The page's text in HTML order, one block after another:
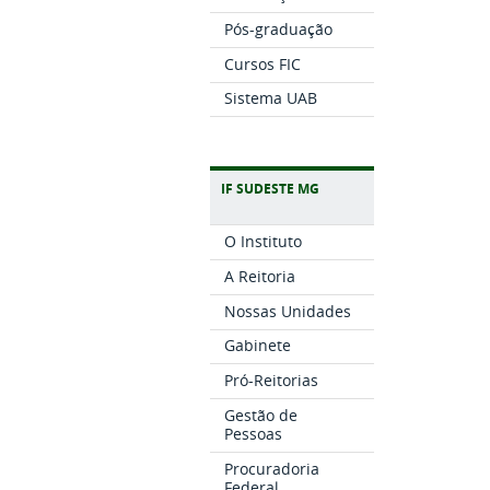
Pós-graduação
Cursos FIC
Sistema UAB
IF SUDESTE MG
O Instituto
A Reitoria
Nossas Unidades
Gabinete
Pró-Reitorias
Gestão de
Pessoas
Procuradoria